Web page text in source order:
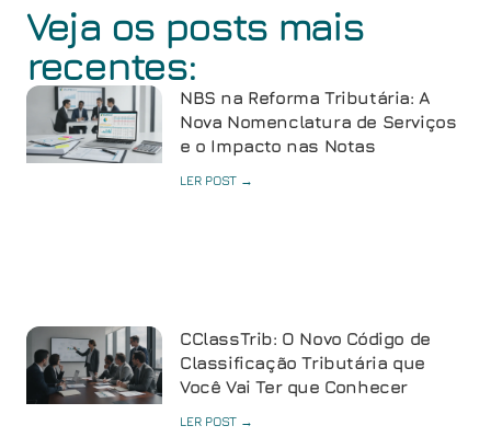
Veja os posts mais
recentes:
NBS na Reforma Tributária: A
Nova Nomenclatura de Serviços
e o Impacto nas Notas
LER POST →
CClassTrib: O Novo Código de
Classificação Tributária que
Você Vai Ter que Conhecer
LER POST →